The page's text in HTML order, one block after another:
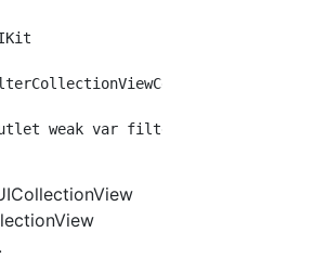
weak var filterPhoto: